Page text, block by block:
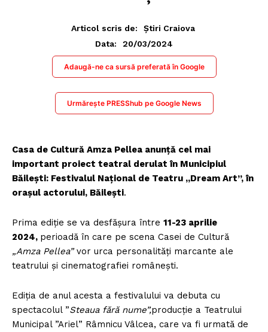
Articol scris de:
Știri Craiova
Data:
20/03/2024
Adaugă-ne ca sursă preferată în Google
Urmărește PRESShub pe Google News
Casa de Cultură Amza Pellea anunţă cel mai
important proiect teatral derulat în Municipiul
Băilești: Festivalul Național de Teatru „Dream Art”, în
orașul actorului, Băilești.
Prima ediție se va desfășura între 11-23 aprilie
2024, perioadă în care pe scena Casei de Cultură
„Amza Pellea”vor urca personalități marcante ale
teatrului și cinematografiei românești.
Ediția de anul acesta a festivalului va debuta cu
spectacolul ”Steaua fără nume”,producție a Teatrului
Municipal ”Ariel” Râmnicu Vâlcea, care va fi urmată de